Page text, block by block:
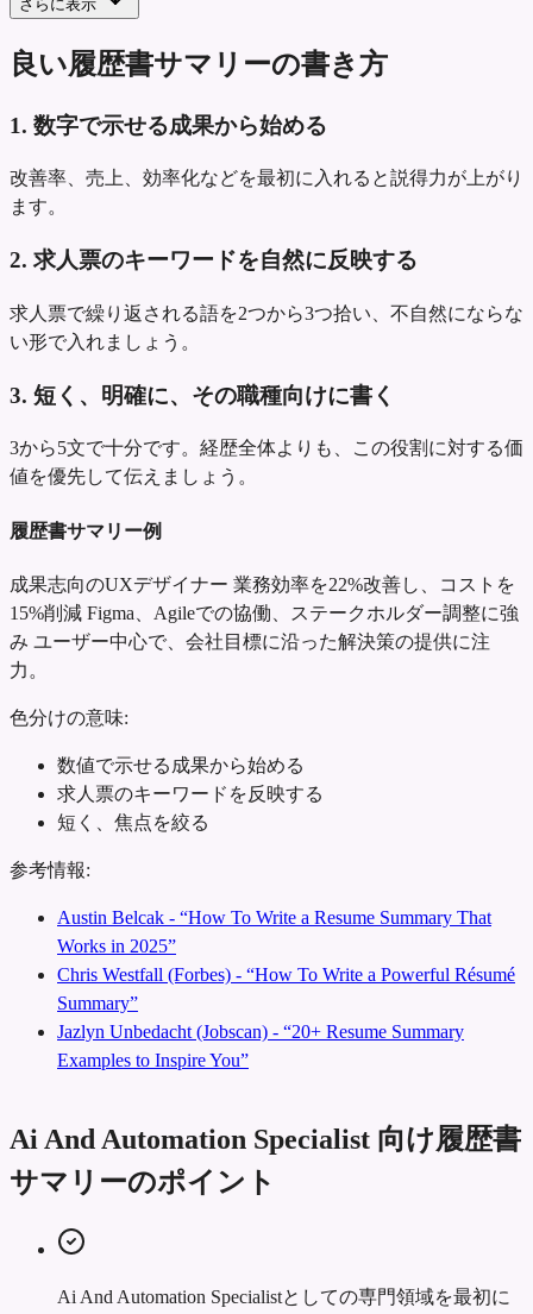
さらに表示
良い履歴書サマリーの書き方
1. 数字で示せる成果から始める
改善率、売上、効率化などを最初に入れると説得力が上がり
ます。
2. 求人票のキーワードを自然に反映する
求人票で繰り返される語を2つから3つ拾い、不自然にならな
い形で入れましょう。
3. 短く、明確に、その職種向けに書く
3から5文で十分です。経歴全体よりも、この役割に対する価
値を優先して伝えましょう。
履歴書サマリー例
成果志向のUXデザイナー 業務効率を22%改善し、コストを
15%削減 Figma、Agileでの協働、ステークホルダー調整に強
み ユーザー中心で、会社目標に沿った解決策の提供に注
力。
色分けの意味:
数値で示せる成果から始める
求人票のキーワードを反映する
短く、焦点を絞る
参考情報:
Austin Belcak - “How To Write a Resume Summary That
Works in 2025”
Chris Westfall (Forbes) - “How To Write a Powerful Résumé
Summary”
Jazlyn Unbedacht (Jobscan) - “20+ Resume Summary
Examples to Inspire You”
Ai And Automation Specialist 向け履歴書
サマリーのポイント
Ai And Automation Specialistとしての専門領域を最初に